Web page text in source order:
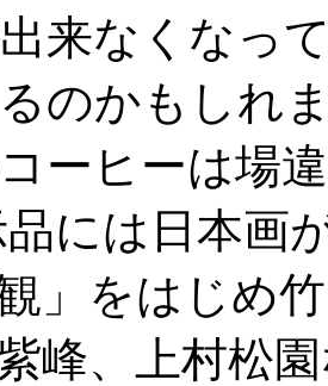
来なくなっ
のかもしれ
ーヒーは場
には日本画
観」をはじめ
峰、上村松